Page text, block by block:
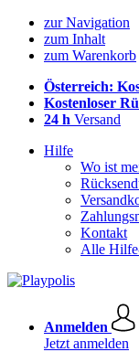
zur Navigation
zum Inhalt
zum Warenkorb
Österreich:
Kostenloser
24 h Versand
Hilfe
Wo ist
Kontakt
Alle
Anmelden
Jetzt anmelden